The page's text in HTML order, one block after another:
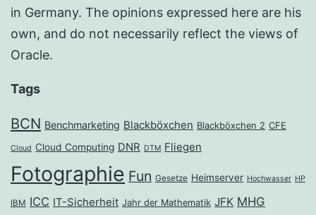
in Germany. The opinions expressed here are his
own, and do not necessarily reflect the views of
Oracle.
Tags
BCN Benchmarketing Blackböxchen Blackböxchen 2 CFE
Cloud Cloud Computing DNR DTM Fliegen
Fotographie Fun Gesetze Heimserver Hochwasser HP
IBM ICC IT-Sicherheit Jahr der Mathematik JFK MHG